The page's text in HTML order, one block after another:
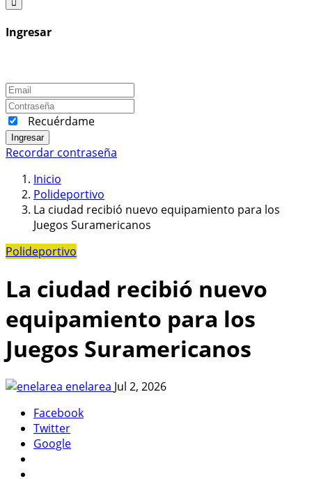
Ingresar
Recuérdame
Ingresar
Recordar contraseña
Inicio
Polideportivo
La ciudad recibió nuevo equipamiento para los
Juegos Suramericanos
Polideportivo
La ciudad recibió nuevo
equipamiento para los
Juegos Suramericanos
enelarea Jul 2, 2026
Facebook
Twitter
Google